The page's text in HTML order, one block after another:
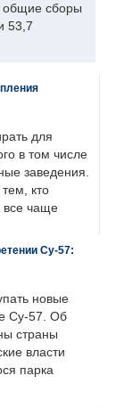
общие сборы
53,7
для
в том числе
заведения.
кто
все чаще
Су-57:
новые
Су-57. Об
страны
власти
парка